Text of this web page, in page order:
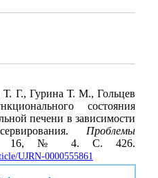
Г., Гурина Т. М., Гольцев
состояния
печени в зависимости
Проблемы
16, № 4. С. 426.
UJRN-0000555861